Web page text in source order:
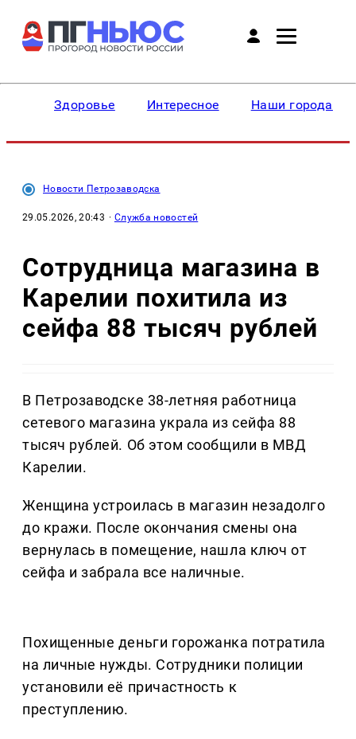
Здоровье Интересное Наши города
Новости Петрозаводска
29.05.2026, 20:43 · Служба новостей
Сотрудница магазина в
Карелии похитила из
сейфа 88 тысяч рублей
В Петрозаводске 38-летняя работница
сетевого магазина украла из сейфа 88
тысяч рублей. Об этом сообщили в МВД
Карелии.
Женщина устроилась в магазин незадолго
до кражи. После окончания смены она
вернулась в помещение, нашла ключ от
сейфа и забрала все наличные.
Похищенные деньги горожанка потратила
на личные нужды. Сотрудники полиции
установили её причастность к
преступлению.